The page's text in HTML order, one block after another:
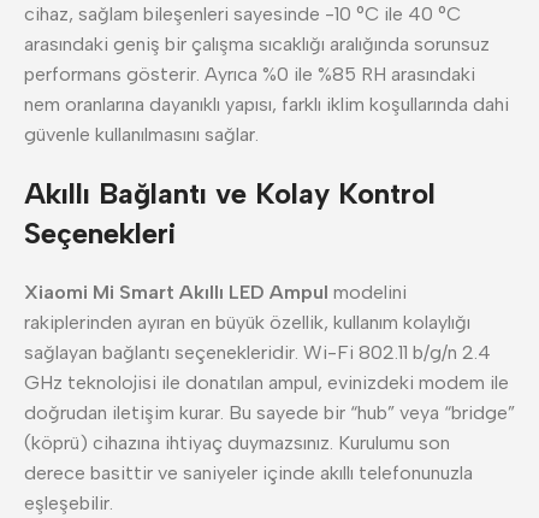
cihaz, sağlam bileşenleri sayesinde -10 °C ile 40 °C
arasındaki geniş bir çalışma sıcaklığı aralığında sorunsuz
performans gösterir. Ayrıca %0 ile %85 RH arasındaki
nem oranlarına dayanıklı yapısı, farklı iklim koşullarında dahi
güvenle kullanılmasını sağlar.
Akıllı Bağlantı ve Kolay Kontrol
Seçenekleri
Xiaomi Mi Smart Akıllı LED Ampul modelini
rakiplerinden ayıran en büyük özellik, kullanım kolaylığı
sağlayan bağlantı seçenekleridir. Wi-Fi 802.11 b/g/n 2.4
GHz teknolojisi ile donatılan ampul, evinizdeki modem ile
doğrudan iletişim kurar. Bu sayede bir “hub” veya “bridge”
(köprü) cihazına ihtiyaç duymazsınız. Kurulumu son
derece basittir ve saniyeler içinde akıllı telefonunuzla
eşleşebilir.